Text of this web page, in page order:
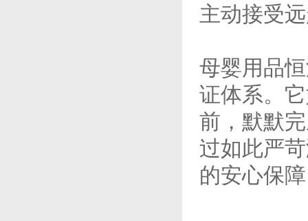
主动接受
母婴用品
证体系。
前，默默
过如此严
的安心保